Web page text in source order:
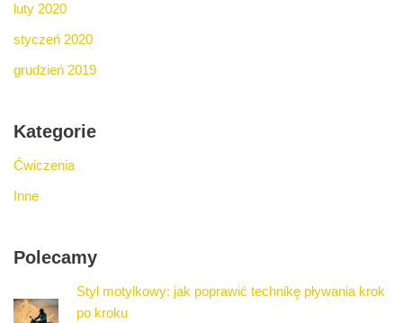
luty 2020
styczeń 2020
grudzień 2019
Kategorie
Ćwiczenia
Inne
Polecamy
Styl motylkowy: jak poprawić technikę pływania krok
po kroku